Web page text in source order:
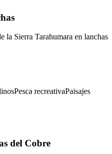
la Sierra Tarahumara en lanchas
Pesca recreativaPaisajes
del Cobre